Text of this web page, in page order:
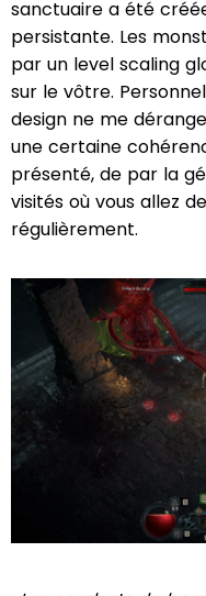
sanctuaire a été
persistante. Les
par un level scaling
sur le vôtre.
design ne me
une certaine
présenté, de par la
visités où vous allez
régulièrement.